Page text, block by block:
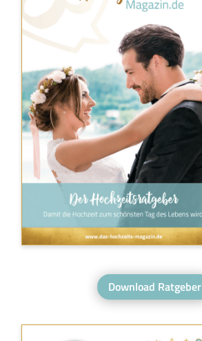
Download Ratgeber